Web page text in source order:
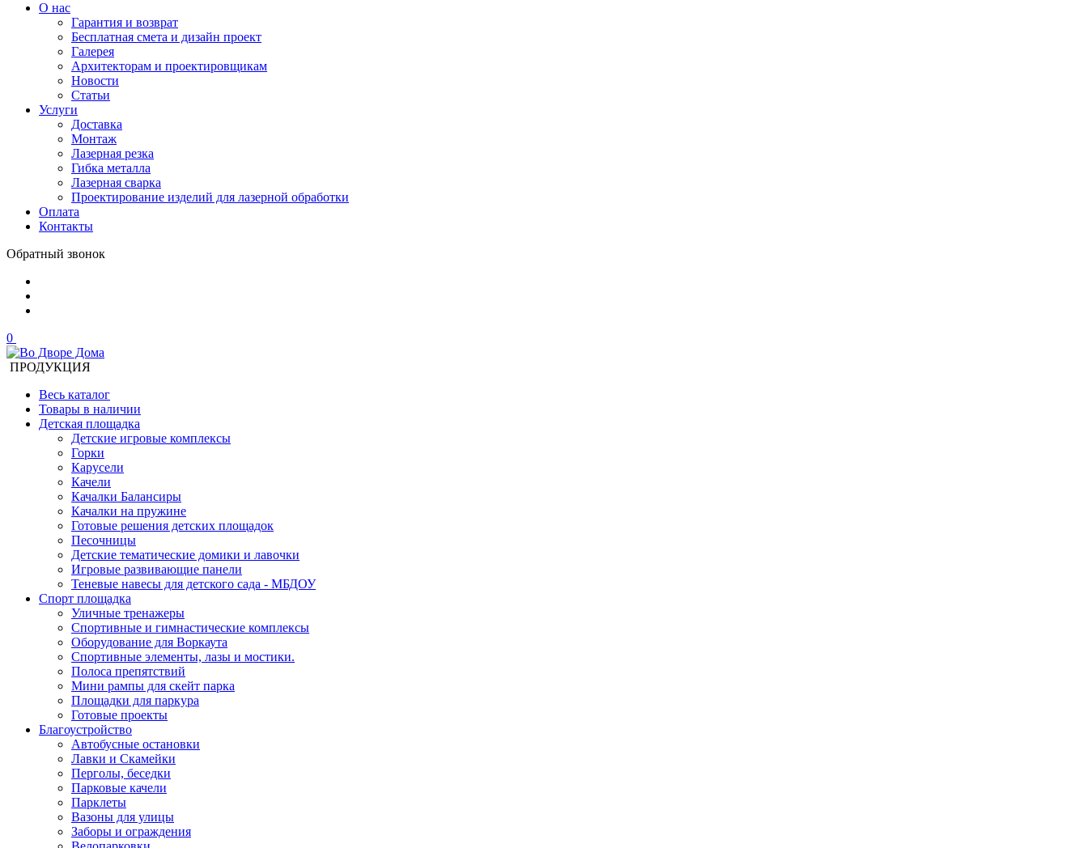
О нас
Гарантия и возврат
Бесплатная смета и дизайн проект
Галерея
Архитекторам и проектировщикам
Новости
Статьи
Услуги
Доставка
Монтаж
Лазерная резка
Гибка металла
Лазерная сварка
Проектирование изделий для лазерной обработки
Оплата
Контакты
Обратный звонок
0
ПРОДУКЦИЯ
Весь каталог
Товары в наличии
Детская площадка
Детские игровые комплексы
Горки
Карусели
Качели
Качалки Балансиры
Качалки на пружине
Готовые решения детских площадок
Песочницы
Детские тематические домики и лавочки
Игровые развивающие панели
Теневые навесы для детского сада - МБДОУ
Спорт площадка
Уличные тренажеры
Спортивные и гимнастические комплексы
Оборудование для Воркаута
Спортивные элементы, лазы и мостики.
Полоса препятствий
Мини рампы для скейт парка
Площадки для паркура
Готовые проекты
Благоустройство
Автобусные остановки
Лавки и Скамейки
Перголы, беседки
Парковые качели
Парклеты
Вазоны для улицы
Заборы и ограждения